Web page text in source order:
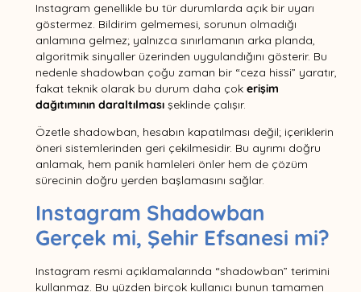
Instagram genellikle bu tür durumlarda açık bir uyarı
göstermez. Bildirim gelmemesi, sorunun olmadığı
anlamına gelmez; yalnızca sınırlamanın arka planda,
algoritmik sinyaller üzerinden uygulandığını gösterir. Bu
nedenle shadowban çoğu zaman bir “ceza hissi” yaratır,
fakat teknik olarak bu durum daha çok erişim
dağıtımının daraltılmasışeklinde çalışır.
Özetle shadowban, hesabın kapatılması değil; içeriklerin
öneri sistemlerinden geri çekilmesidir. Bu ayrımı doğru
anlamak, hem panik hamleleri önler hem de çözüm
sürecinin doğru yerden başlamasını sağlar.
Instagram Shadowban
Gerçek mi, Şehir Efsanesi mi?
Instagram resmi açıklamalarında “shadowban” terimini
kullanmaz. Bu yüzden birçok kullanıcı bunun tamamen